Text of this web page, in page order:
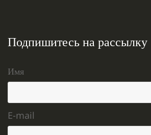
Подпишитесь на рассылку
Имя
E-mail